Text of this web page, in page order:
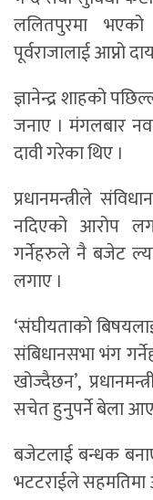
ललितपुरमा भएको
पूर्वराजालाई आप्नो
ज्ञानेन्द्र शाहको
जनाए । मंगलबार
दावी गरेका थिए ।
प्रधानमन्त्रीले
नदिएको आरोप
गर्नेहरुले नै बजेट
लगाए ।
‘संघीयताको
संबिधानसभा भंग
खोज्दैछन’,
सचेत हुनुपर्ने बेला
बजेटलाई बन्धक
भटटराईले